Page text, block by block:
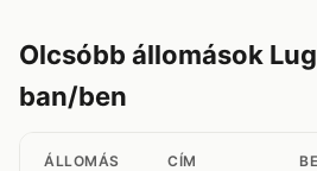
Olcsóbb állomások
ban/ben
ÁLLOMÁS CÍM